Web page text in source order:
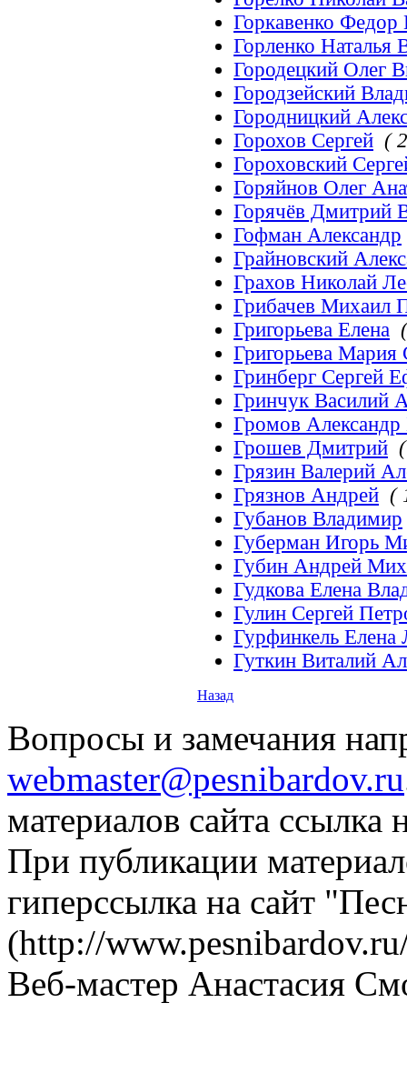
Горкавенко
Горленко Наталья
Городецкий Олег
Городзейский
Городницкий
Горохов Сергей (
Гороховский
Горяйнов Олег
Горячёв Дмитрий
Гофман Александр
Грайновский
Грахов Николай
Грибачев Михаил
Григорьева Елена
Григорьева Мария
Гринберг Сергей
Гринчук Василий
Громов Александр
Грошев Дмитрий
Грязин Валерий
Грязнов Андрей (
Губанов Владимир
Губерман Игорь
Губин Андрей
Гудкова Елена
Гулин Сергей
Гурфинкель Елена
Гуткин Виталий
Назад
Вопросы и замечания
webmaster@pesnibardov.ru
материалов сайта ссылка
При публикации
гиперссылка на сайт
(http://
Веб-мастер Анастасия